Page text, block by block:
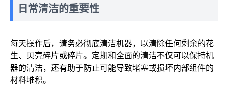
日常清洁的重要性
每天操作后，请务必彻底清洁机器，以清除任何剩余的花
生、贝壳碎片或碎片。定期和全面的清洁不仅可以保持机
器的清洁，还有助于防止可能导致堵塞或损坏内部组件的
材料堆积。